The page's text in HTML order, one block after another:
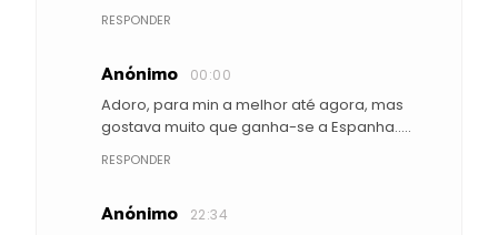
RESPONDER
Anónimo 00:00
Adoro, para min a melhor até agora, mas
gostava muito que ganha-se a Espanha.....
RESPONDER
Anónimo 22:34